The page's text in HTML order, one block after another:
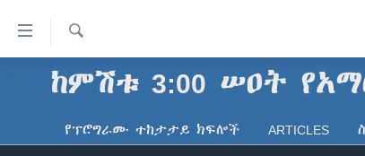
የመሥሪያ
ማገናኛዎች
አፍሪካ
ጋቢና ቪኦኤ
ፈልግ
ከምሽቱ 3:00 ሠዐት
የፕሮግራሙ ተከታታይ ክፍሎች ARTICLES